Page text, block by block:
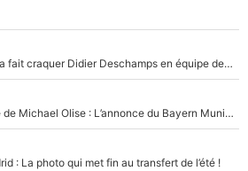
Le jour où Zinedine Zidane a fait craquer Didier Deschamps en équipe de France : «Je m’en suis voulu», l’ancien sélectionneur a regretté son geste !
Scandale dans la vie privée de Michael Olise : L’annonce du Bayern Munich sur son enfant caché
: La photo qui met fin au transfert de l’été !